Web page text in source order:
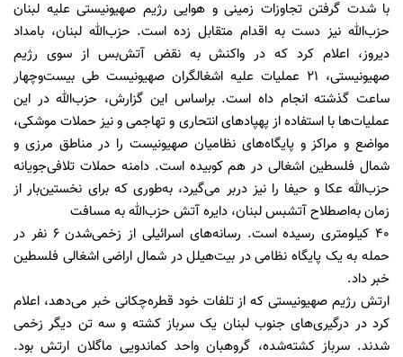
با شدت گرفتن تجاوزات زمینی و هوایی رژیم صهیونیستی علیه لبنان
حزب‌الله نیز دست به اقدام متقابل زده است. حزب‌الله لبنان، بامداد
دیروز، اعلام کرد که در واکنش به نقض آتش‌بس از سوی رژیم
صهیونیستی، ۲۱ عملیات علیه اشغالگران صهیونیست طی بیست‌وچهار
ساعت گذشته انجام داه است. براساس این گزارش، حزب‌الله در این
عملیات‌ها با استفاده از پهپادهای انتحاری و تهاجمی و نیز حملات موشکی،
مواضع و مراکز و پایگاه‌های نظامیان صهیونیست را در مناطق مرزی و
شمال فلسطین اشغالی در هم کوبیده است. دامنه حملات تلافی‌جویانه
حزب‌الله عکا و حیفا را نیز دربر می‌گیرد، به‌طوری که برای نخستین‌بار از
زمان به‌اصطلاح آتش‎بس لبنان، دایره آتش حزب‌الله به مسافت
۴۰ کیلومتری رسیده است. رسانه‌های اسرائیلی از زخمی‌شدن ۶ نفر در
حمله‌ به یک پایگاه نظامی در بیت‌هیلل در شمال اراضی اشغالی فلسطین
خبر داد.
ارتش رژیم صهیونیستی که از تلفات خود قطره‌چکانی خبر می‌دهد، اعلام
کرد در درگیری‌های جنوب لبنان یک سرباز کشته و سه تن دیگر زخمی
شدند. سرباز کشته‌شده، گروهبان واحد کماندویی ماگلان ارتش بود.